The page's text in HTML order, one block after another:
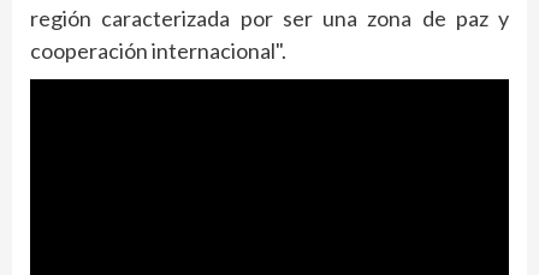
región caracterizada por ser una zona de paz y
cooperación internacional".